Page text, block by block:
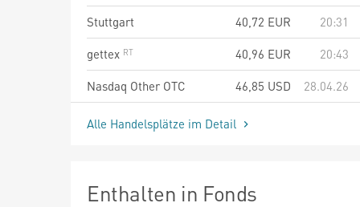
Stuttgart
40,72 EUR
20:31
gettex
40,96 EUR
20:43
Nasdaq Other OTC
46,85 USD 28.04.26
Alle Handelsplätze im Detail
Enthalten in Fonds